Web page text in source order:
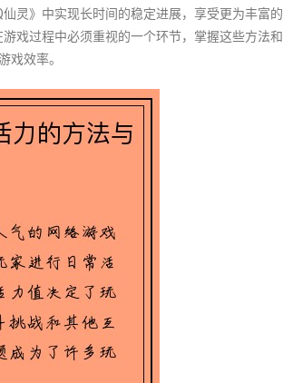
灵》中实现长时间的稳定进展，享受更为丰富的
戏过程中必须重视的一个环节，掌握这些方法和
戏效率。